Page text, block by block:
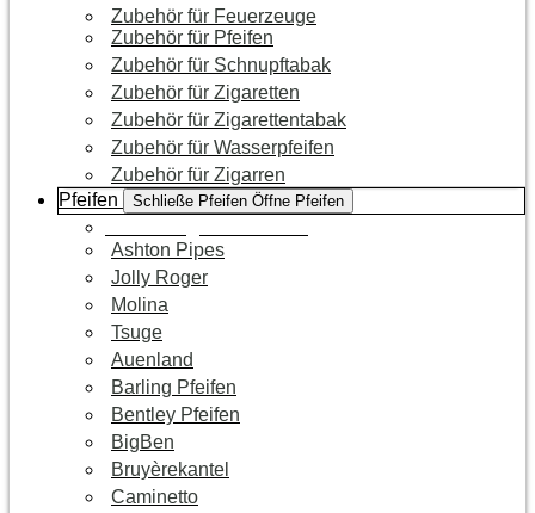
Zubehör für Feuerzeuge
Zubehör für Pfeifen
Zubehör für Schnupftabak
Zubehör für Zigaretten
Zubehör für Zigarettentabak
Zubehör für Wasserpfeifen
Zubehör für Zigarren
Pfeifen
Schließe Pfeifen Öffne Pfeifen
Ashton Pipes
Jolly Roger
Molina
Tsuge
Auenland
Barling Pfeifen
Bentley Pfeifen
BigBen
Bruyèrekantel
Caminetto